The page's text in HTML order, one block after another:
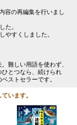
容の再編集を行いまし
た。
やすくしました。
難しい用語を使わず、
とつなら、続けられ
ストセラーです。
います。